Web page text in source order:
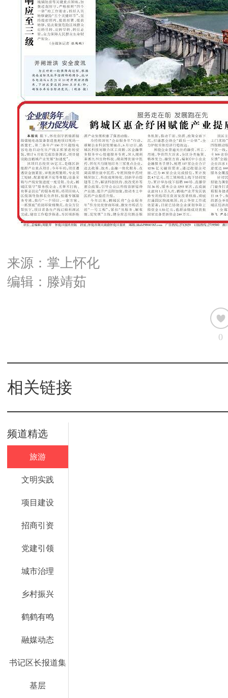
来源：掌上怀化
编辑：滕靖茹
0
相关链接
频道精选
旅游
文明实践
项目建设
招商引资
党建引领
城市治理
乡村振兴
鹤鹤有鸣
融媒动态
书记区长报道集
基层